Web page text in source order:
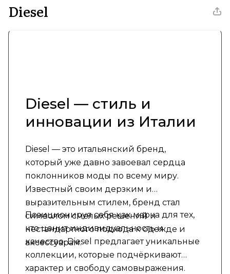
Diesel
Diesel — стиль и
инновации из Италии
Diesel — это итальянский бренд,
который уже давно завоевал сердца
поклонников моды по всему миру.
Известный своим дерзким и
выразительным стилем, бренд стал
символом смелых решений и
нестандартного подхода к одежде и
аксессуарам.
Позиционируя себя как марка для тех,
кто ценит индивидуальность и
качество, Diesel предлагает уникальные
коллекции, которые подчёркивают
характер и свободу самовыражения.